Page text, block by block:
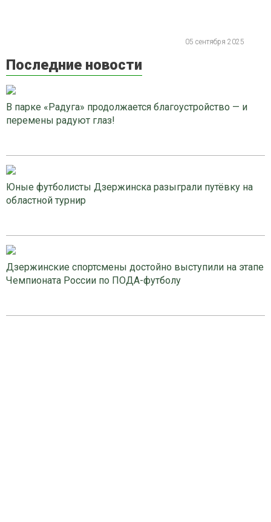
05 сентября 2025
Последние новости
В парке «Радуга» продолжается благоустройство — и
перемены радуют глаз!
Юные футболисты Дзержинска разыграли путёвку на
областной турнир
Дзержинские спортсмены достойно выступили на этапе
Чемпионата России по ПОДА-футболу